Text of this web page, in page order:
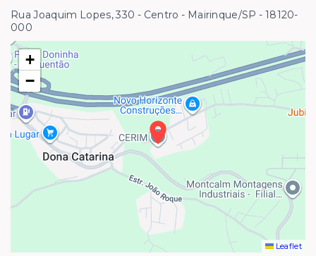
Rua Joaquim Lopes, 330 - Centro - Mairinque/SP - 18120-
000
+
−
Leaflet